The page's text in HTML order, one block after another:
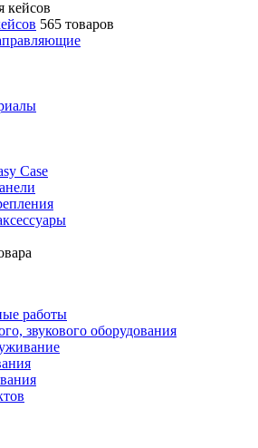
565 товаров
Case
работы
звукового оборудования